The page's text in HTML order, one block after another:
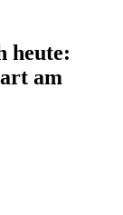
heute:
am